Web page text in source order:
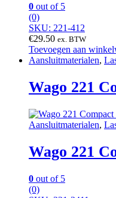
0 out of 5
(0)
SKU: 221-412
€29.50 ex. BTW
Toevoegen aan
Aansluitmaterialen,
Wago 221
Aansluitmaterialen,
Wago 221
0 out of 5
(0)